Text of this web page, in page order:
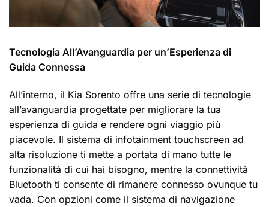
Tecnologia All’Avanguardia per un’Esperienza di
Guida Connessa
All’interno, il Kia Sorento offre una serie di tecnologie
all’avanguardia progettate per migliorare la tua
esperienza di guida e rendere ogni viaggio più
piacevole. Il sistema di infotainment touchscreen ad
alta risoluzione ti mette a portata di mano tutte le
funzionalità di cui hai bisogno, mentre la connettività
Bluetooth ti consente di rimanere connesso ovunque tu
vada. Con opzioni come il sistema di navigazione